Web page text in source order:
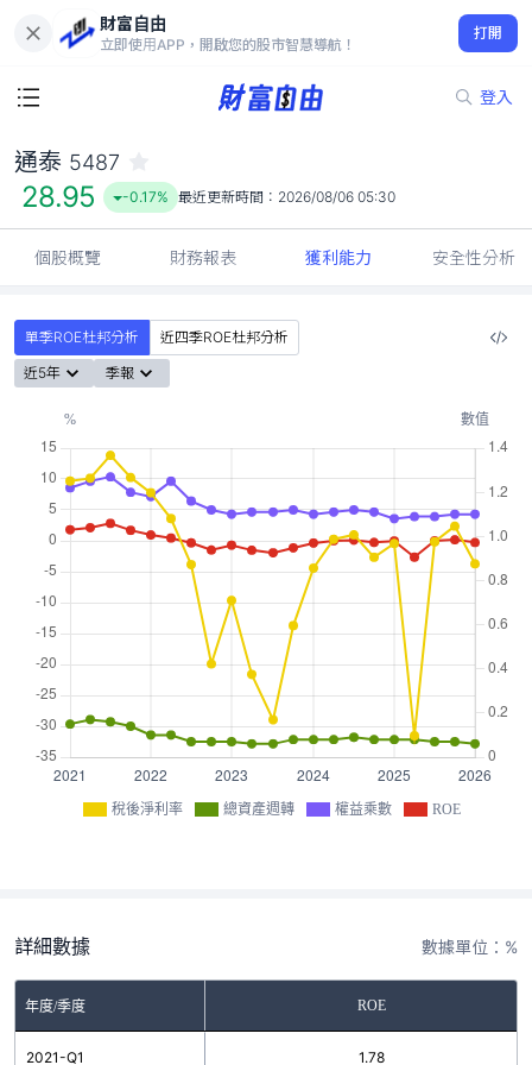
財富自由
立即使用APP，開啟您的股市智慧導航！
打開
登入
28.95
-0.17%
通泰 5487
28.95 -0.17% 最近更新時間： 2026/08/06 05:30
個股概覽 財務報表 獲利能力 安全性分析
單季ROE杜邦分析
近四季ROE杜邦分析
近5年
季報
稅後淨利率 總資產週轉 權益乘數 ROE
詳細數據 數據單位：%
年度/季度 ROE
2021-Q1 1.78